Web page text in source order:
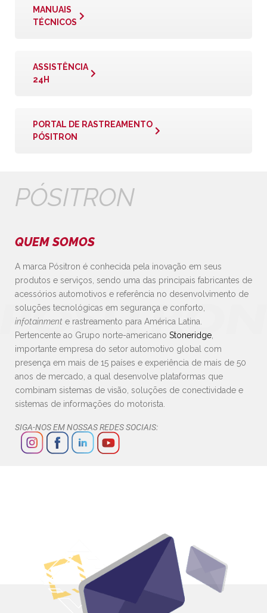
MANUAIS
TÉCNICOS
ASSISTÊNCIA
24H
PORTAL DE RASTREAMENTO
PÓSITRON
PÓSITRON
QUEM SOMOS
A marca Pósitron é conhecida pela inovação em seus
produtos e serviços, sendo uma das principais fabricantes de
acessórios automotivos e referência no desenvolvimento de
soluções tecnológicas em segurança e conforto,
infotainment e rastreamento para América Latina.
Pertencente ao Grupo norte-americano Stoneridge
importante empresa do setor automotivo global com
presença em mais de 15 países e experiência de mais de 50
anos de mercado, a qual desenvolve plataformas que
combinam sistemas de visão, soluções de conectividade e
sistemas de informações do motorista.
SIGA-NOS EM NOSSAS REDES SOCIAIS: